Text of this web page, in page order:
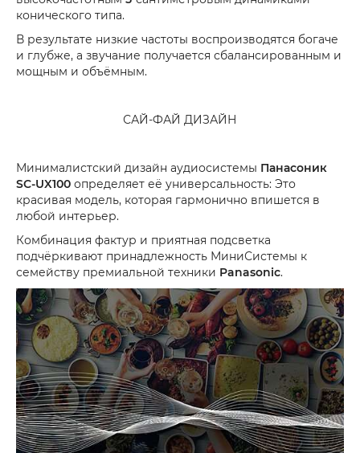
конического типа.
В результате низкие частоты воспроизводятся богаче
и глубже, а звучание получается сбалансированным и
мощным и объёмным.
САЙ-ФАЙ ДИЗАЙН
Минималистский дизайн аудиосистемы Панасоник
SC-UX100 определяет её универсальность: Это
красивая модель, которая гармонично впишется в
любой интерьер.
Комбинация фактур и приятная подсветка
подчёркивают принадлежность МиниСистемы к
семейству премиальной техники Panasonic.